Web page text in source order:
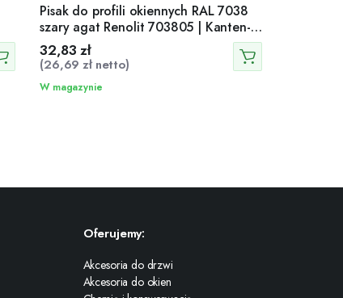
Pisak do profili okiennych RAL 7038
szary agat Renolit 703805 | Kanten-
Fix
32,83zł
(26,69złnetto)
W magazynie
Oferujemy:
Akcesoria do drzwi
Akcesoria do okien